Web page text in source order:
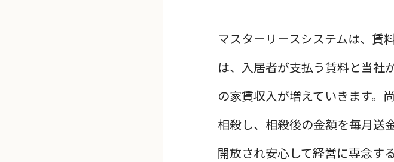
マスターリースシステムは、賃
は、入居者が支払う賃料と当社
の家賃収入が増えていきます。
相殺し、相殺後の金額を毎月送
開放され安心して経営に専念す